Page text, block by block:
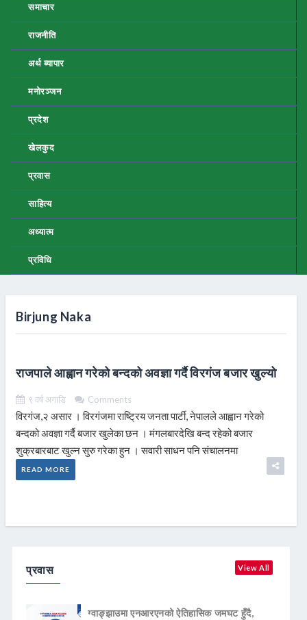
समाचार
राजनीति
अर्थ ब्यापार
मनोरञ्जन
प्रदेश
खेलकुद
प्रवास
साहित्य
अध्यात्म
प्रविधि
Birjung Naka
राजपाले आह्वान गरेको बन्दको अवज्ञा गर्दै विरगंज बजार खुल्यो
९ वर्ष अगाडि Comments
विरगंज,२ असार । विरगंजमा राष्ट्रिय जनता पार्टी, नेपालले आह्वान गरेको
बन्दको अवज्ञा गर्दै बजार खुलेका छन । मंगलबारदेखि बन्द रहेको बजार
शुक्रबारबाट खुल्न सुरु गरेका हुन । सवारी साधन पनि संचालनमा
READ MORE
प्रवास View All
ग्वाङ्झाउमा एनआरएनको ऐतिहासिक जमघट हुँदै,